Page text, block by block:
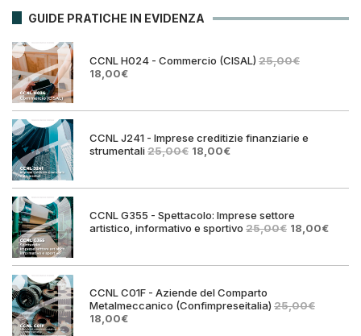
GUIDE PRATICHE IN EVIDENZA
CCNL H024 - Commercio (CISAL) 25,00€
Il
era:
18,00€Il
è:
CCNL J241 - Imprese creditizie finanziarie e
strumentali25,00€ Il
era:
18,00€Il
è:
CCNL G355 - Spettacolo: Imprese settore
artistico, informativo e sportivo 25,00€ Il
era:
18,00€Il
è:
CCNL C01F - Aziende del Comparto
Metalmeccanico (Confimpreseitalia) 25,00€
Il18,00€Il